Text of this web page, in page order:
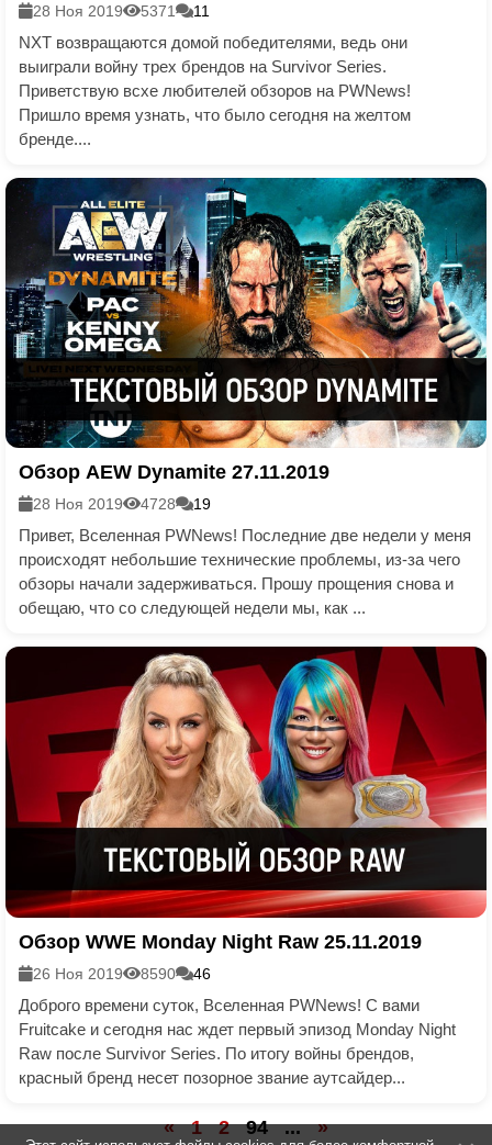
28 Ноя 2019 5371 11
NXT возвращаются домой победителями, ведь они
выиграли войну трех брендов на Survivor Series.
Приветствую всхе любителей обзоров на PWNews!
Пришло время узнать, что было сегодня на желтом
бренде....
Обзор AEW Dynamite 27.11.2019
28 Ноя 2019 4728 19
Привет, Вселенная PWNews! Последние две недели у меня
происходят небольшие технические проблемы, из-за чего
обзоры начали задерживаться. Прошу прощения снова и
обещаю, что со следующей недели мы, как ...
Обзор WWE Monday Night Raw 25.11.2019
26 Ноя 2019 8590 46
Доброго времени суток, Вселенная PWNews! С вами
Fruitcake и сегодня нас ждет первый эпизод Monday Night
Raw после Survivor Series. По итогу войны брендов,
красный бренд несет позорное звание аутсайдер...
« 1 2 94 ... »